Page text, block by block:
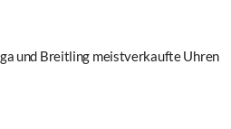
und Breitling meistverkaufte Uhren